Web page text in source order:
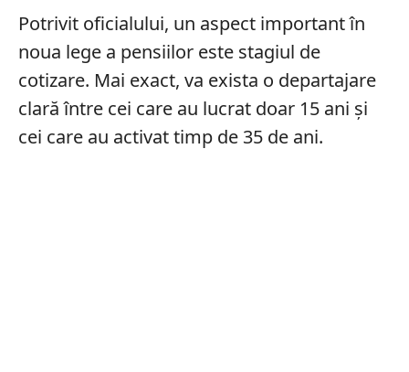
Potrivit oficialului, un aspect important în
noua lege a pensiilor este stagiul de
cotizare. Mai exact, va exista o departajare
clară între cei care au lucrat doar 15 ani și
cei care au activat timp de 35 de ani.